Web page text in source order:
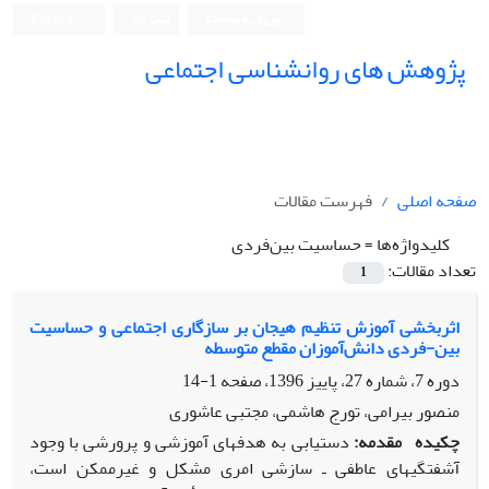
پژوهش های روانشناسی اجتماعی
صفحه اصلی
فهرست مقالات
کلیدواژه‌ها =حساسیت بین‌فردی
تعداد مقالات:
1
اثربخشی آموزش تنظیم هیجان بر سازگاری اجتماعی و حساسیت
بین-فردی دانش‌آموزان مقطع متوسطه
دوره 7، شماره 27، پاییز 1396، صفحه
1-14
منصور بیرامی، تورج هاشمی، مجتبی عاشوری
چکیده مقدمه: دستیابی به هدف­های آموزشی و پرورشی با وجود
آشفتگی­های عاطفی ـ سازشی امری مشکل و غیرممکن است،